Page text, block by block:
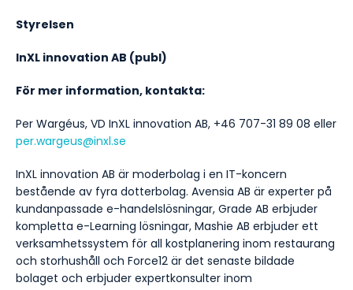
Styrelsen
InXL innovation AB (publ)
För mer information, kontakta:
Per Wargéus, VD InXL innovation AB, +46 707-31 89 08 eller
per.wargeus@inxl.se
InXL innovation AB är moderbolag i en IT-koncern
bestående av fyra dotterbolag. Avensia AB är experter på
kundanpassade e-handelslösningar, Grade AB erbjuder
kompletta e-Learning lösningar, Mashie AB erbjuder ett
verksamhetssystem för all kostplanering inom restaurang
och storhushåll och Force12 är det senaste bildade
bolaget och erbjuder expertkonsulter inom